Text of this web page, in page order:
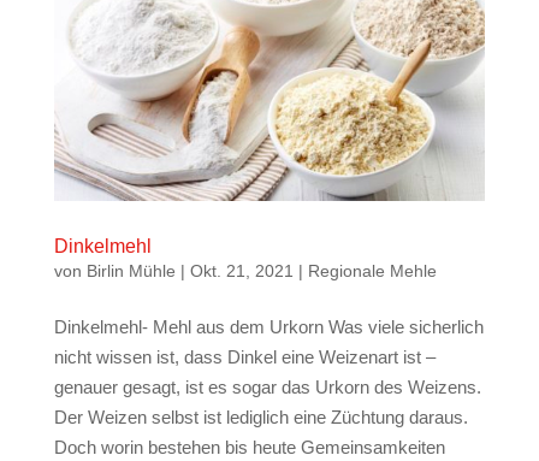
Dinkelmehl
von Birlin Mühle | Okt. 21, 2021 | Regionale Mehle
Dinkelmehl- Mehl aus dem Urkorn Was viele sicherlich
nicht wissen ist, dass Dinkel eine Weizenart ist –
genauer gesagt, ist es sogar das Urkorn des Weizens.
Der Weizen selbst ist lediglich eine Züchtung daraus.
Doch worin bestehen bis heute Gemeinsamkeiten